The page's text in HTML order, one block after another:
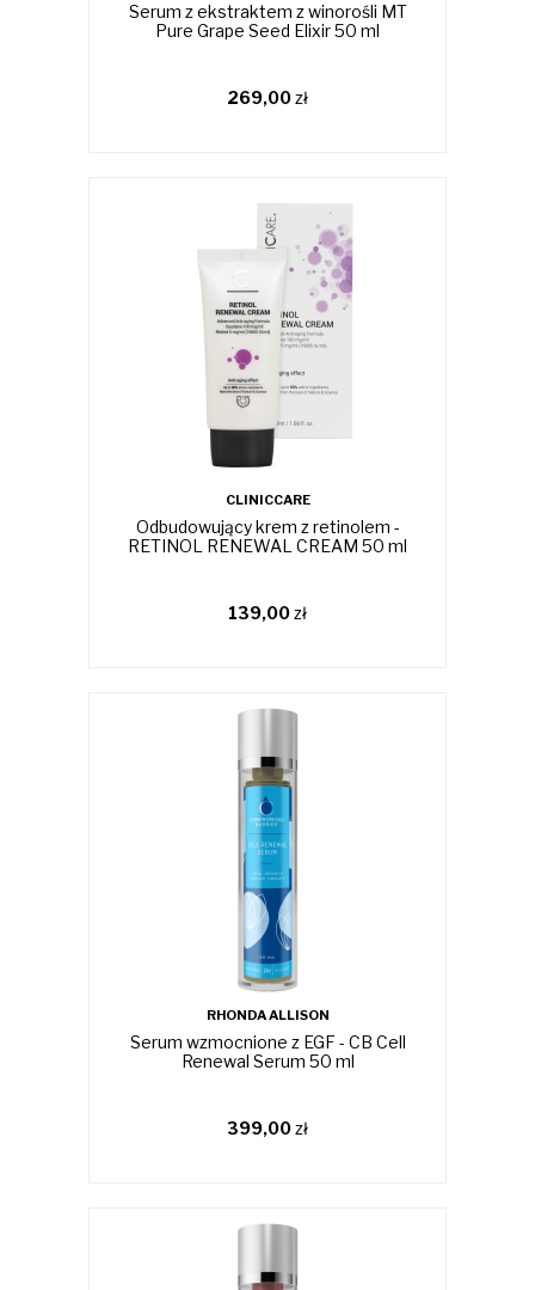
Serum z ekstraktem z winorośli MT
Pure Grape Seed Elixir 50 ml
269,00zł
CLINICCARE
Odbudowujący krem z retinolem -
RETINOL RENEWAL CREAM 50 ml
139,00zł
RHONDA ALLISON
Serum wzmocnione z EGF - CB Cell
Renewal Serum 50 ml
399,00zł